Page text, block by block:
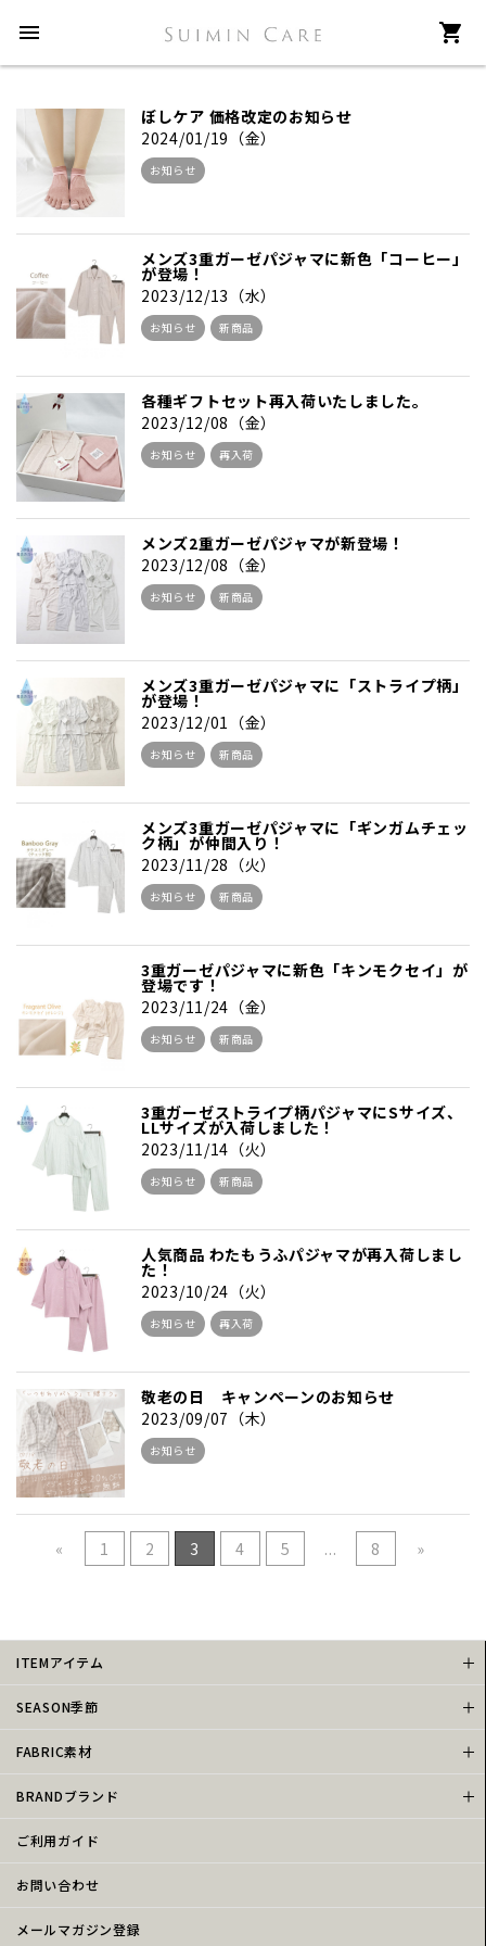
menu shopping_cart
ぼしケア 価格改定のお知らせ
2024/01/19（金）
お知らせ
メンズ3重ガーゼパジャマに新色「コーヒー」
が登場！
2023/12/13（水）
お知らせ 新商品
各種ギフトセット再入荷いたしました。
2023/12/08（金）
お知らせ 再入荷
メンズ2重ガーゼパジャマが新登場！
2023/12/08（金）
お知らせ 新商品
メンズ3重ガーゼパジャマに「ストライプ柄」
が登場！
2023/12/01（金）
お知らせ 新商品
メンズ3重ガーゼパジャマに「ギンガムチェッ
ク柄」が仲間入り！
2023/11/28（火）
お知らせ 新商品
3重ガーゼパジャマに新色「キンモクセイ」が
登場です！
2023/11/24（金）
お知らせ 新商品
3重ガーゼストライプ柄パジャマにSサイズ、
LLサイズが入荷しました！
2023/11/14（火）
お知らせ 新商品
人気商品 わたもうふパジャマが再入荷しまし
た！
2023/10/24（火）
お知らせ 再入荷
敬老の日 キャンペーンのお知らせ
2023/09/07（木）
お知らせ
« 1 2 3 4 5 ... 8 »
ITEMアイテム
SEASON季節
FABRIC素材
BRANDブランド
ご利用ガイド
お問い合わせ
メールマガジン登録